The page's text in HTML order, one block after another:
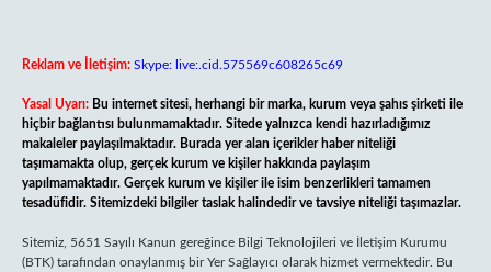
Reklam ve İletişim: Skype: live:.cid.575569c608265c69
Yasal Uyarı: Bu internet sitesi, herhangi bir marka, kurum veya şahıs şirketi ile
hiçbir bağlantısı bulunmamaktadır. Sitede yalnızca kendi hazırladığımız
makaleler paylaşılmaktadır. Burada yer alan içerikler haber niteliği
taşımamakta olup, gerçek kurum ve kişiler hakkında paylaşım
yapılmamaktadır. Gerçek kurum ve kişiler ile isim benzerlikleri tamamen
tesadüfidir. Sitemizdeki bilgiler taslak halindedir ve tavsiye niteliği taşımazlar.
Sitemiz, 5651 Sayılı Kanun gereğince Bilgi Teknolojileri ve İletişim Kurumu
(BTK) tarafından onaylanmış bir Yer Sağlayıcı olarak hizmet vermektedir. Bu